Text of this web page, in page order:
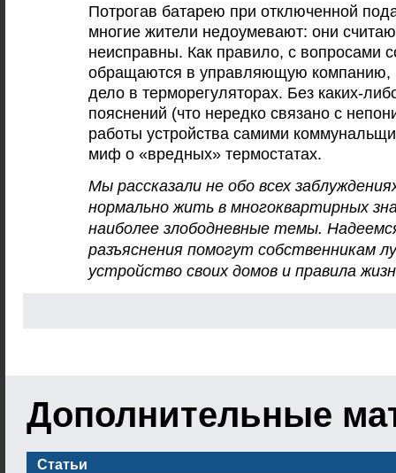
Потрогав батарею при отключенной
многие жители недоумевают: они
неисправны. Как правило, с вопросами
обращаются в управляющую компанию,
дело в терморегуляторах. Без каких-
пояснений (что нередко связано с
работы устройства самими
миф о «вредных» термостатах.
Мы рассказали не обо всех
нормально жить в многоквартирных
наиболее злободневные темы.
разъяснения помогут собственникам
устройство своих домов и правила
Дополнительные
Статьи